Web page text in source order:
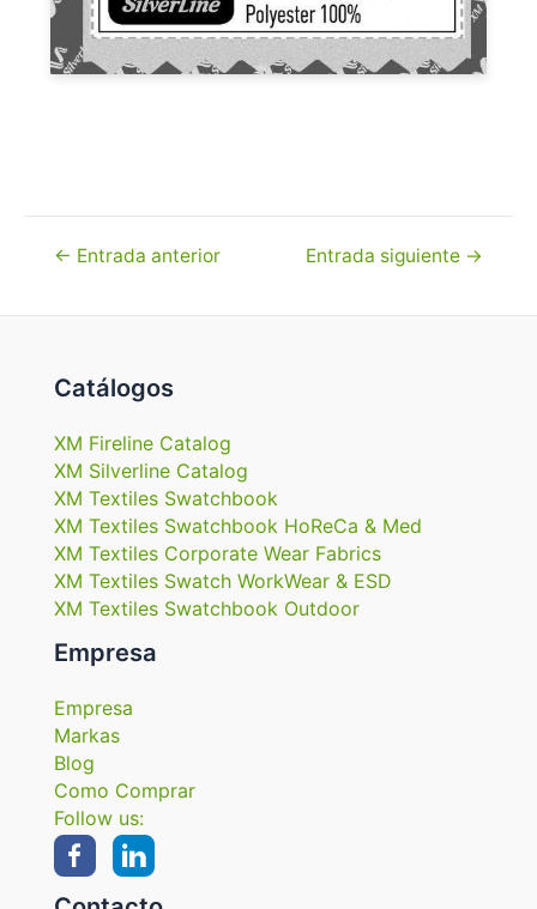
Navegación
entradas
← Entrada anterior Entrada siguiente →
Catálogos
XM Fireline Catalog
XM Silverline Catalog
XM Textiles Swatchbook
XM Textiles Swatchbook HoReCa & Med
XM Textiles Corporate Wear Fabrics
XM Textiles Swatch WorkWear & ESD
XM Textiles Swatchbook Outdoor
Empresa
Empresa
Markas
Blog
Como Comprar
Follow us: